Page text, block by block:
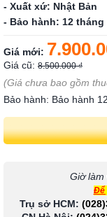
- Xuất xứ: Nhật Bản
- Bảo hành: 12 tháng
Giá mới:
Giá cũ: 8.500.000 ₫
(Giá chưa bao gồm
Bảo hành: Bảo hành
Giờ
Để
Trụ sở HCM: